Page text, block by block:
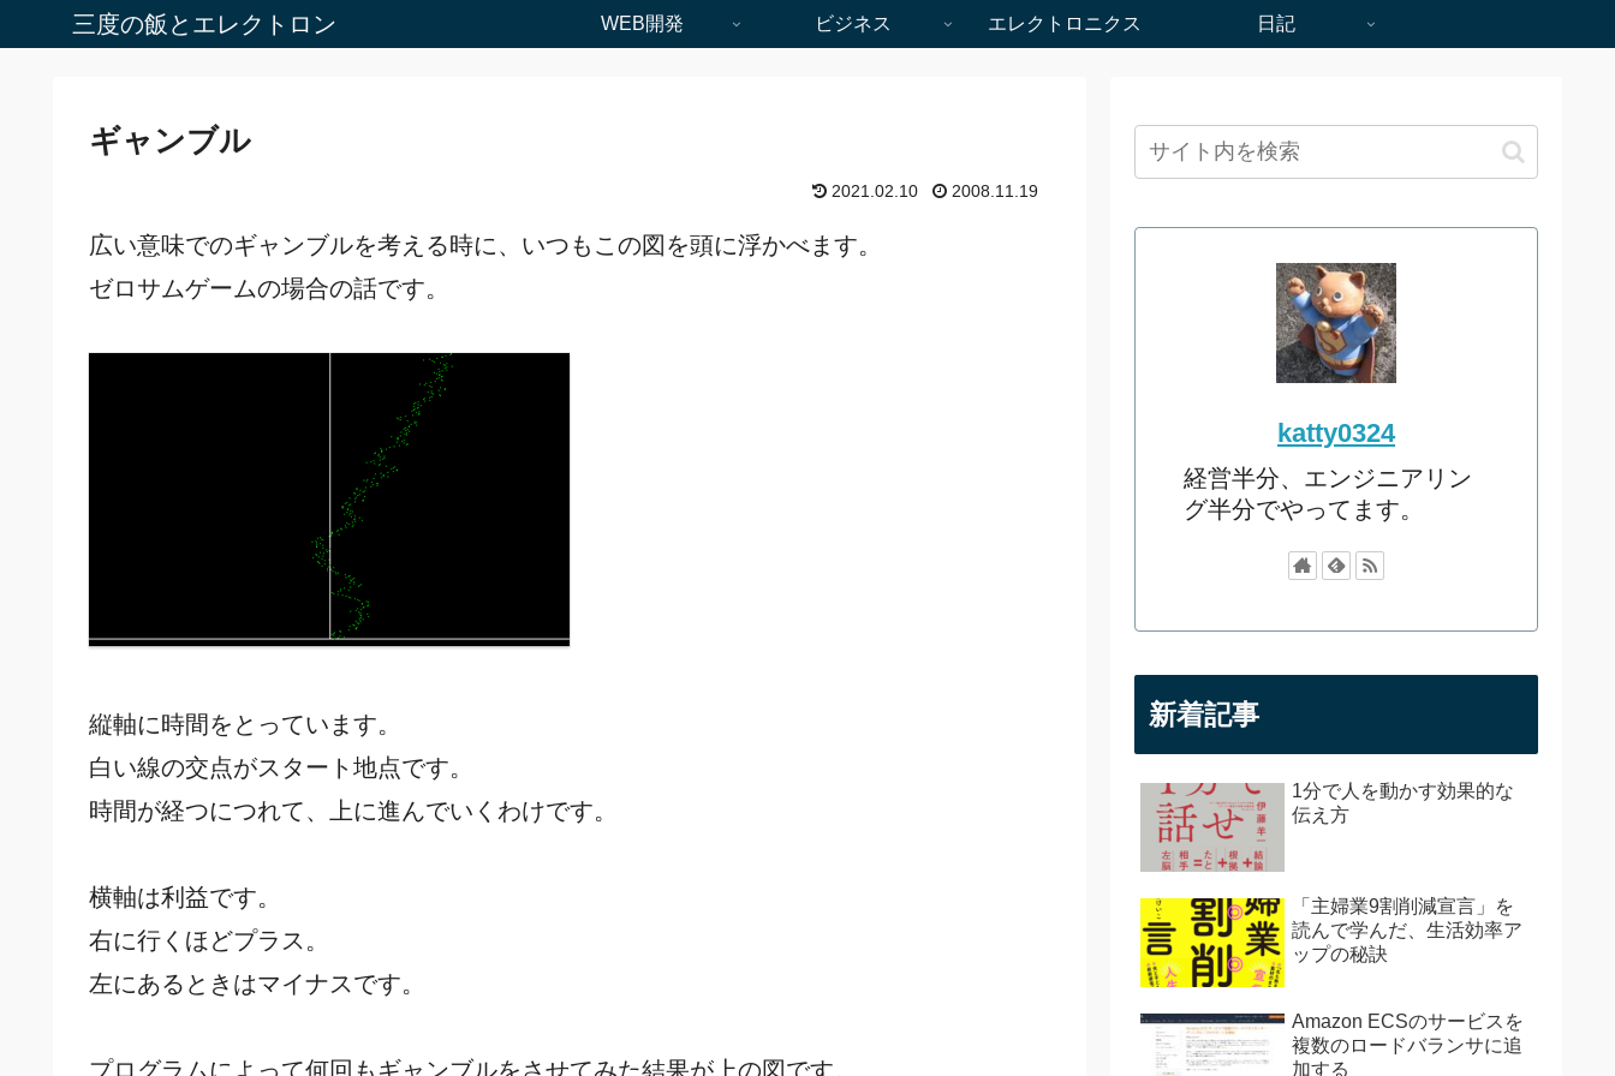
三度の飯とエレクトロン WEB開発 ビジネス エレクトロニクス 日記
ギャンブル
2021.02.10 2008.11.19
広い意味でのギャンブルを考える時に、いつもこの図を頭に浮かべます。
ゼロサムゲームの場合の話です。
縦軸に時間をとっています。
白い線の交点がスタート地点です。
時間が経つにつれて、上に進んでいくわけです。
横軸は利益です。
右に行くほどプラス。
左にあるときはマイナスです。
プログラムによって何回もギャンブルをさせてみた結果が上の図です。
katty0324
経営半分、エンジニアリン
グ半分でやってます。
新着記事
1分で人を動かす効果的な
伝え方
「主婦業9割削減宣言」を
読んで学んだ、生活効率ア
ップの秘訣
Amazon ECSのサービスを
複数のロードバランサに追
加する